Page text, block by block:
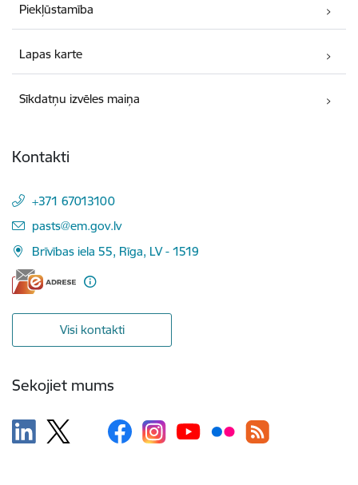
Piekļūstamība
Lapas karte
Sīkdatņu izvēles maiņa
Kontakti
+371 67013100
E-pasts:
pasts@em.gov.lv
Brīvības iela 55, Rīga, LV - 1519
Visi kontakti
Sekojiet mums